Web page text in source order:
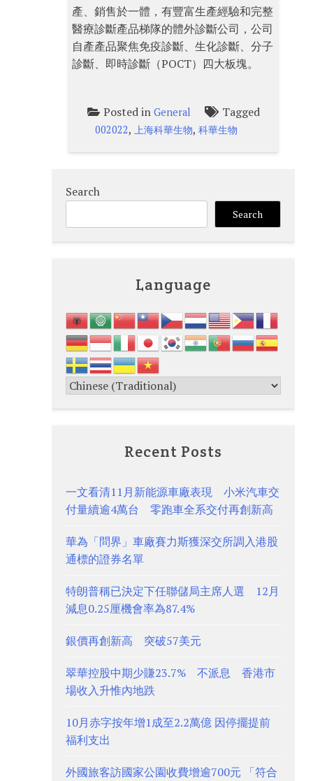
產、銷售於一體，有豐富生產經驗和完整
醫療診斷產品梯隊的體外診斷公司，公司
自產產品聚焦免疫診斷、生化診斷、分子
診斷、即時診斷（POCT）四大板塊。
Posted in General Tagged
002022,上海科華生物,科華生物
Search
Search
Language
Recent Posts
一文看清11月新能源車廠表現 小米汽車交
付量續逾4萬台 零跑車全系交付再創新高
華為「問界」車廠賽力斯獲深交所調入港股
通標的證券名單
特朗普稱已決定下任聯儲局主席人選 12月
減息0.25厘機會率為87.4%
銀價再創新高 突破57美元
翠華控股中期少賺23.7% 不派息 香港市
場收入升惟內地跌
10月赤字按年增1成至2.2萬億 因停擺提前
福利支出
外國旅客訪國家公園收費增逾700元 「符合